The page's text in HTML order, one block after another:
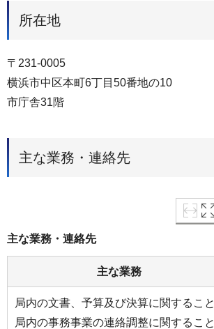
所在地
〒231-0005
横浜市中区本町6丁目50番地の10
市庁舎31階
主な業務・連絡先
主な業務・連絡先
主な業務
局内の文書、予算及び決算に関すること
局内の事務事業の連絡調整に関すること